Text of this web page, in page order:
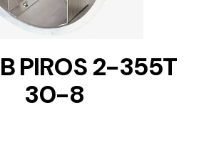
PIROS 2-355T
30-8